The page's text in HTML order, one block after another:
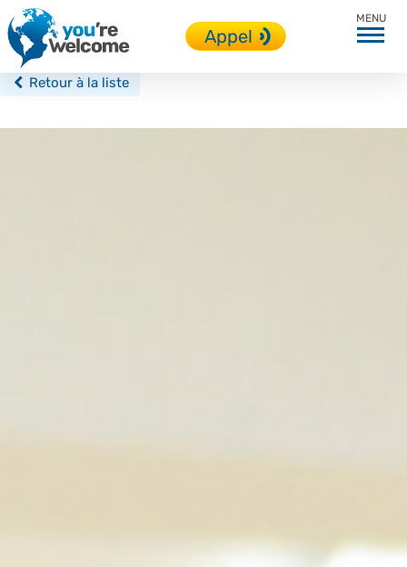
Appel
Brighton
Retour à la liste